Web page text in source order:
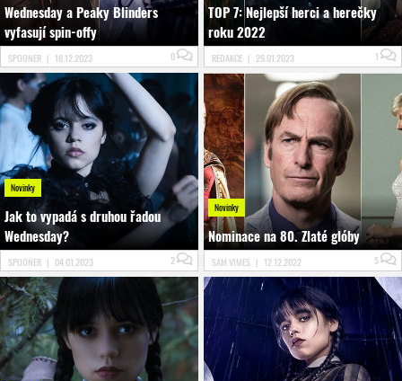
Wednesday a Peaky Blinders
vyfasují spin-offy
SPOONER | 18.12.2023 0
TOP 7: Nejlepší herci a herečky
roku 2022
REDAKCE | 29.01.2023 1
Novinky
Jak to vypadá s druhou řadou
Wednesday?
SPOONER | 04.01.2023 2
Novinky
Nominace na 80. Zlaté glóby
SAM.VIMES | 12.12.2022 5